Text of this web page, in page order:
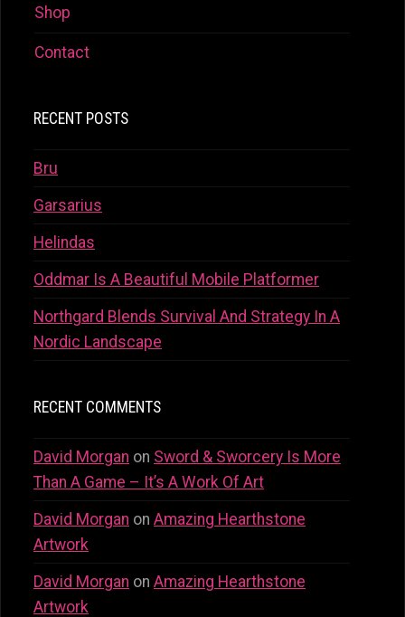
Shop
Contact
RECENT POSTS
Bru
Garsarius
Helindas
Oddmar Is A Beautiful Mobile Platformer
Northgard Blends Survival And Strategy In A
Nordic Landscape
RECENT COMMENTS
David Morgan on Sword & Sworcery Is More
Than A Game – It’s A Work Of Art
David Morgan on Amazing Hearthstone
Artwork
David Morgan on Amazing Hearthstone
Artwork